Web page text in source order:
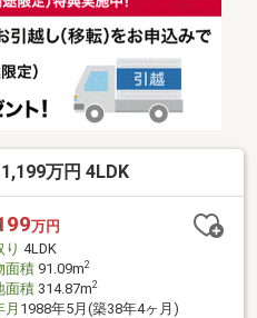
万円 4LDK
万円
り 4LDK
面積91.09m2
面積314.87m2
月 1988年5月(築38年4ヶ月)